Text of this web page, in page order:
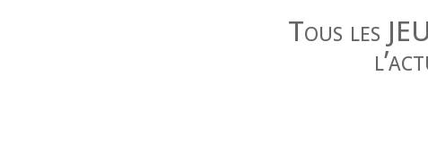
Tous les